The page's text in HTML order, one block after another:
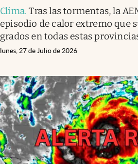
Clima.Tras las tormentas, la
episodio de calor extremo que
grados en todas estas
lunes, 27 de Julio de 2026